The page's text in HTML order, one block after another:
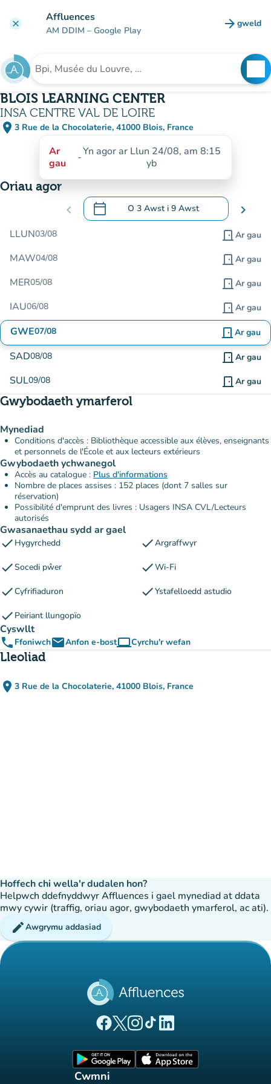
clear Affluences
AM DDIM – Google Play arrow_forward gweld
(tab
Chwilio am sefydliad
BLOIS LEARNING CENTER
INSA CENTRE VAL DE LOIRE
place 3 Rue de la Chocolaterie, 41000 Blois, France
(agor yn Google Maps)
(tab newydd)
Ar
gau
-Yn agor ar Llun 24/08, am 8:15
yb
Oriau agor
chevron_left calendar_today O 3 Awst i 9 Awst
.Agor y calendr i newid dyddiadau chevron_right
LLUN03/08 door_front Ar gau
MAW04/08 door_front Ar gau
MER05/08 door_front Ar gau
IAU06/08 door_front Ar gau
GWE07/08 door_front Ar gau
SAD08/08 door_front Ar gau
SUL09/08 door_front Ar gau
Gwybodaeth ymarferol
Mynediad
Conditions d'accès : Bibliothèque accessible aux élèves, enseignants
et personnels de l'École et aux lecteurs extérieurs
Gwybodaeth ychwanegol
Accès au catalogue : Plus d'informations
Nombre de places assises : 152 places (dont 7 salles sur
réservation)
Possibilité d'emprunt des livres : Usagers INSA CVL/Lecteurs
autorisés
Gwasanaethau sydd ar gael
check Hygyrchedd checkArgraffwyr
checkSocedi pŵer checkWi-Fi
checkCyfrifiaduron checkYstafelloedd astudio
check Peiriant llungopïo
Cyswllt
phone FfoniwchemailAnfon e-bostcomputerCyrchu'r wefan
(tab newydd)
Lleoliad
place 3 Rue de la Chocolaterie, 41000 Blois, France
(agor yn Google Maps)
(tab newydd)
Hoffech chi wella'r dudalen hon?
Helpwch ddefnyddwyr Affluences i gael mynediad at ddata
mwy cywir (traffig, oriau agor, gwybodaeth ymarferol, ac ati).
editAwgrymu addasiad
(tab newydd)
(tab newydd)
(tab newydd)
(tab newydd)
(tab newydd)
Cwmni